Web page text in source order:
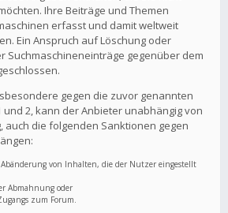
Ihre Beiträge und Themen
erfasst und damit weltweit
Ein Anspruch auf Löschung oder
Suchmaschineneinträge gegenüber dem
gegen die zuvor genannten
und 2, kann der Anbieter unabhängig von
auch die folgenden Sanktionen gegen
Abänderung von Inhalten, die der Nutzer eingestellt
Abmahnung oder
zum Forum.